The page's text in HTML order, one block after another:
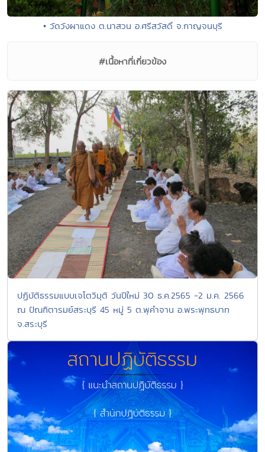
• วัดวังผาแดง ต.นาสวน อ.ศรีสวัสดิ์ จ.กาญจนบุรี
#เนื้อหาที่เกี่ยวข้อง
ปฏิบัติธรรมแบบเจโตวิมุติ วันปีใหม่ 30 ธ.ค.2565 -2 ม.ค. 2566
ณ ปัณฑิตารมย์สระบุรี 45 หมู่ 5 ต.พุคำจาน อ.พระพุทธบาท
จ.สระบุรี